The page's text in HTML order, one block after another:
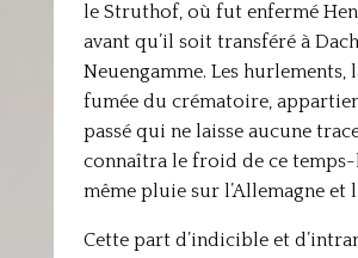
le Struthof, où fut enfermé
avant qu’il soit transféré à
Neuengamme. Les hurlements,
fumée du crématoire,
passé qui ne laisse aucune
connaîtra le froid de ce temps-
même pluie sur l’Allemagne et
Cette part d’indicible et